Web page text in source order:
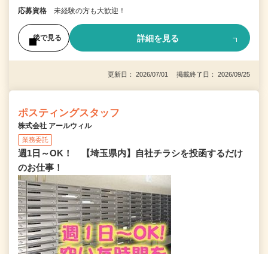
応募資格 未経験の方も大歓迎！
後で見る 詳細を見る
更新日： 2026/07/01 掲載終了日： 2026/09/25
ポスティングスタッフ
株式会社 アールウィル
業務委託
週1日～OK！ 【埼玉県内】自社チラシを投函するだけ
のお仕事！